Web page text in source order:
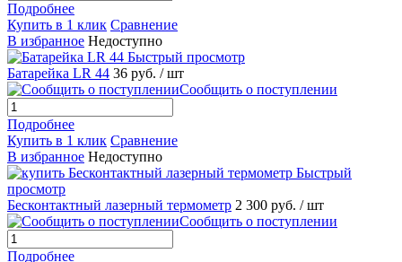
Подробнее
Купить в 1 клик Сравнение
В избранное Недоступно
Быстрый просмотр
Батарейка LR 44 36 руб. / шт
Сообщить о поступлении
Подробнее
Купить в 1 клик Сравнение
В избранное Недоступно
Быстрый
просмотр
Бесконтактный лазерный термометр 2 300 руб. / шт
Сообщить о поступлении
Подробнее